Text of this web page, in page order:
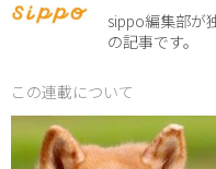
sippo編集部が
の記事です。
この連載について